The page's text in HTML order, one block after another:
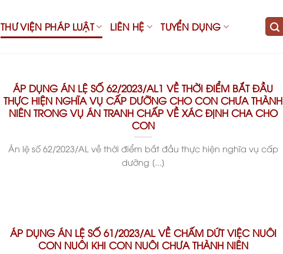
THƯ VIỆN PHÁP LUẬT LIÊN HỆ TUYỂN DỤNG
ÁP DỤNG ÁN LỆ SỐ 62/2023/AL1 VỀ THỜI ĐIỂM BẮT ĐẦU
THỰC HIỆN NGHĨA VỤ CẤP DƯỠNG CHO CON CHƯA THÀNH
NIÊN TRONG VỤ ÁN TRANH CHẤP VỀ XÁC ĐỊNH CHA CHO
CON
Án lệ số 62/2023/AL về thời điểm bắt đầu thực hiện nghĩa vụ cấp
dưỡng [...]
ÁP DỤNG ÁN LỆ SỐ 61/2023/AL VỀ CHẤM DỨT VIỆC NUÔI
CON NUÔI KHI CON NUÔI CHƯA THÀNH NIÊN